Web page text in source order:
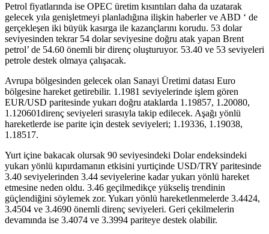
Petrol fiyatlarında ise OPEC üretim kısıntıları daha da uzatarak
gelecek yıla genişletmeyi planladığına ilişkin haberler ve ABD ‘ de
gerçekleşen iki büyük kasırga ile kazançlarını korudu. 53 dolar
seviyesinden tekrar 54 dolar seviyesine doğru atak yapan Brent
petrol’ de 54.60 önemli bir direnç oluşturuyor. 53.40 ve 53 seviyeleri
petrole destek olmaya çalışacak.
Avrupa bölgesinden gelecek olan Sanayi Üretimi datası Euro
bölgesine hareket getirebilir. 1.1981 seviyelerinde işlem gören
EUR/USD paritesinde yukarı doğru ataklarda 1.19857, 1.20080,
1.120601direnç seviyeleri sırasıyla takip edilecek. Aşağı yönlü
hareketlerde ise parite için destek seviyeleri; 1.19336, 1.19038,
1.18517.
Yurt içine bakacak olursak 90 seviyesindeki Dolar endeksindeki
yukarı yönlü kıpırdamanın etkisini yurtiçinde USD/TRY paritesinde
3.40 seviyelerinden 3.44 seviyelerine kadar yukarı yönlü hareket
etmesine neden oldu. 3.46 geçilmedikçe yükseliş trendinin
güçlendiğini söylemek zor. Yukarı yönlü hareketlenmelerde 3.4424,
3.4504 ve 3.4690 önemli direnç seviyeleri. Geri çekilmelerin
devamında ise 3.4074 ve 3.3994 pariteye destek olabilir.